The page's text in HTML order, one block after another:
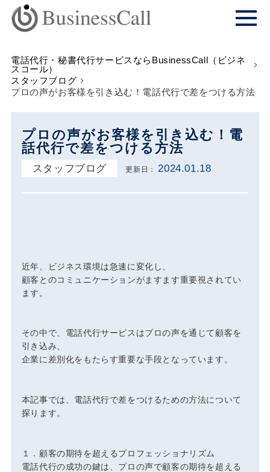
電話代行・秘書代行サービスならBusinessCall（ビジネ
スコール）
スタッフブログ
プロの声がお客様を引き込む！電話代行で差をつける方法
プロの声がお客様を引き込む！電
話代行で差をつける方法
スタッフブログ 更新日： 2024.01.18
近年、ビジネス環境は急速に変化し、
顧客とのコミュニケーションがますます重要視されてい
ます。
その中で、電話代行サービスはプロの声を通じて顧客を
引き込み、
企業に差別化をもたらす重要な手段となっています。
本記事では、電話代行で差をつけるための方法について
探ります。
１．顧客の期待を超えるプロフェッショナリズム
電話代行の成功の鍵は、プロの声で顧客の期待を超える